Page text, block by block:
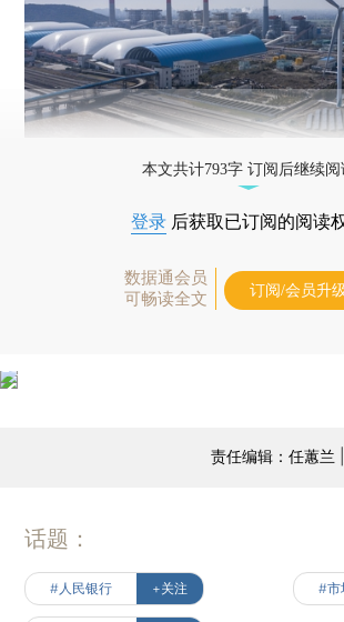
本文共计793字 订阅后继续阅
登录 后获取已订阅的阅读
数据通会员
可畅读全文
订阅/会员升
责任编辑：任蕙兰
话题：
#人民银行 +关注 #市